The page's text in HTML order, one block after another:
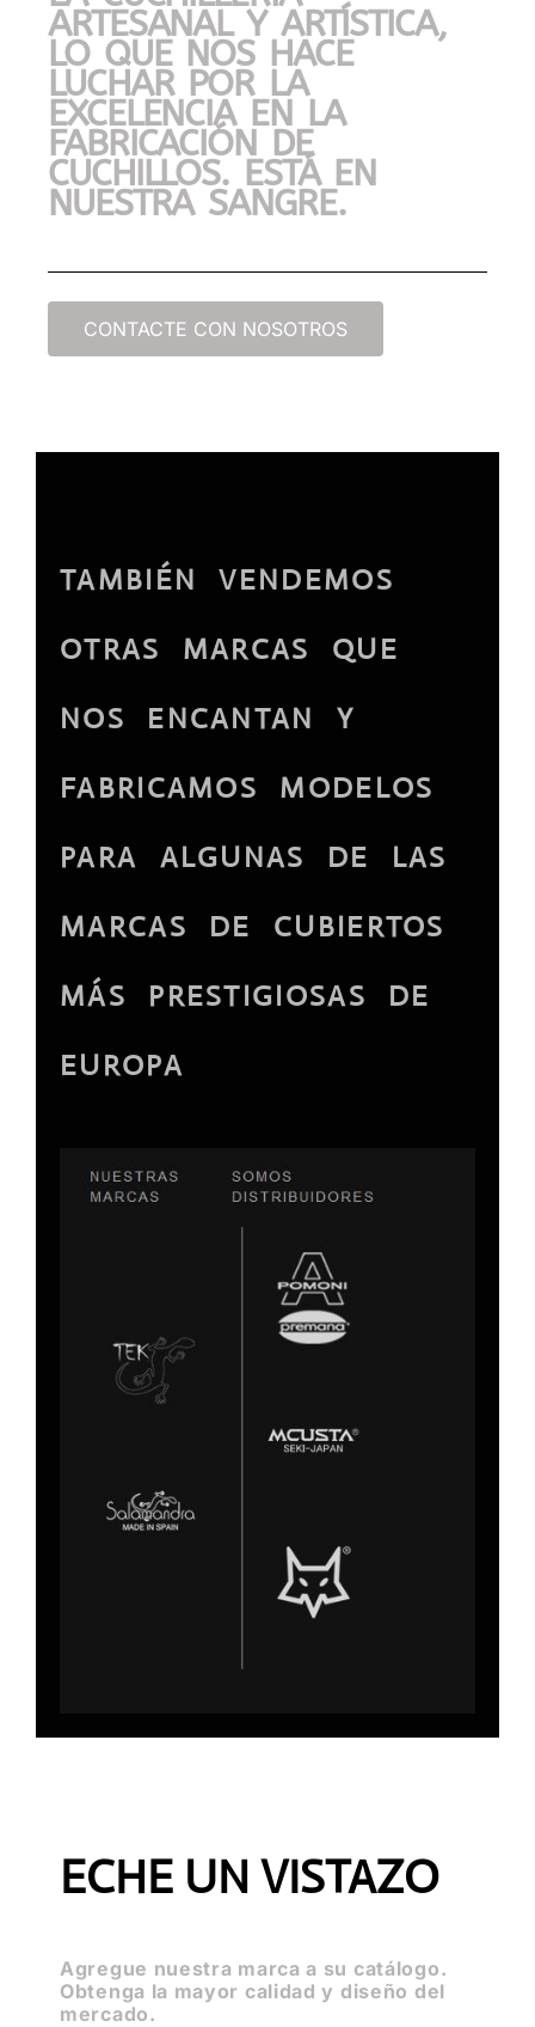
ARTESANAL Y ARTÍSTICA,
LO QUE NOS HACE
LUCHAR POR LA
EXCELENCIA EN LA
FABRICACIÓN DE
CUCHILLOS. ESTÁ EN
NUESTRA SANGRE.
CONTACTE CON NOSOTROS
TAMBIÉN VENDEMOS
OTRAS MARCAS QUE
NOS ENCANTAN Y
FABRICAMOS MODELOS
PARA ALGUNAS DE LAS
MARCAS DE CUBIERTOS
MÁS PRESTIGIOSAS DE
EUROPA
ECHE UN VISTAZO
Agregue nuestra marca a su catálogo.
Obtenga la mayor calidad y diseño del
mercado.